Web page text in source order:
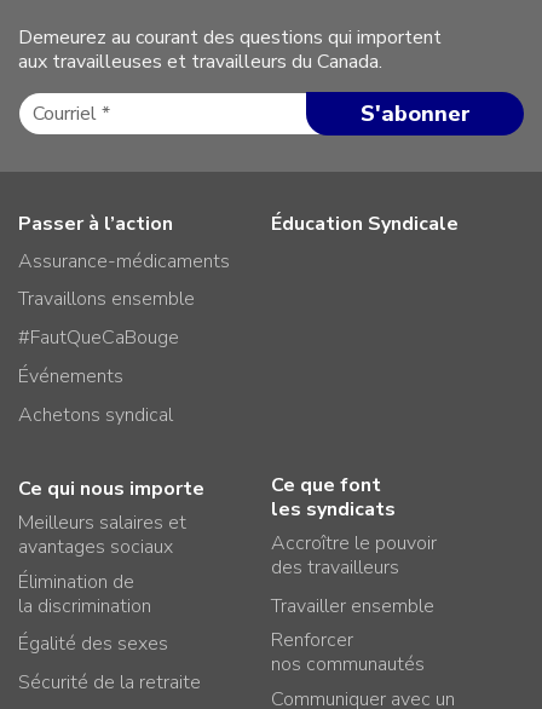
Demeurez au courant des questions qui importent
aux travailleuses et travailleurs du Canada.
Passer à l’action
Assurance-médicaments
Travaillons ensemble
#FautQueCaBouge
Événements
Achetons syndical
Éducation Syndicale
Ce qui nous importe
Meilleurs salaires et
avantages sociaux
Élimination de
la discrimination
Égalité des sexes
Sécurité de la retraite
Ce que font
les syndicats
Accroître le pouvoir
des travailleurs
Travailler ensemble
Renforcer
nos communautés
Communiquer avec un